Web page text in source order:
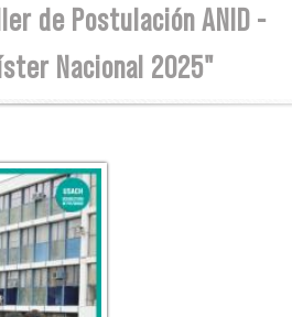
aquíde Postulación ANID -
Nacional 2025"